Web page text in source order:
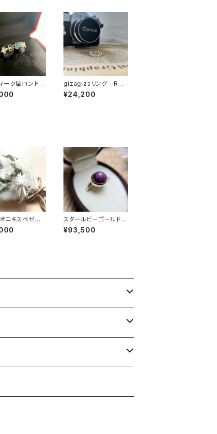
ーク風ロンドン
パーズリング
253
gizagizaリング RG2
5-261
¥24,200
ニキスベゼル
ングリング RG1
スタールビーゴールドリ
ング RG23-228
¥93,500